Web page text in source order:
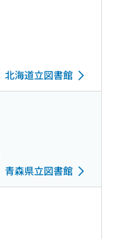
北海道立図書館
青森県立図書館